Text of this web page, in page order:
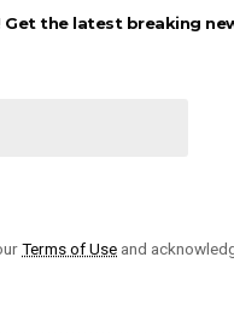
Get the latest breaking
Terms of Use and